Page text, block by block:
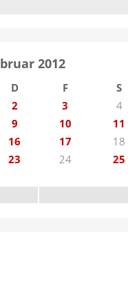
2012
D F
S
2 3
4
9 10
11
16 17
18
23 24
25